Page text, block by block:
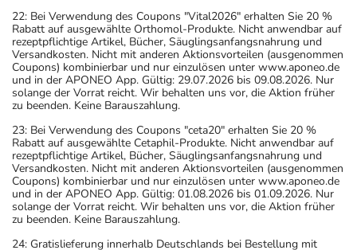
22: Bei Verwendung des Coupons "Vital2026" erhalten Sie 20 %
Rabatt auf ausgewählte Orthomol-Produkte. Nicht anwendbar auf
rezeptpflichtige Artikel, Bücher, Säuglingsanfangsnahrung und
Versandkosten. Nicht mit anderen Aktionsvorteilen (ausgenommen
Coupons) kombinierbar und nur einzulösen unter www.aponeo.de
und in der APONEO App. Gültig: 29.07.2026 bis 09.08.2026. Nur
solange der Vorrat reicht. Wir behalten uns vor, die Aktion früher
zu beenden. Keine Barauszahlung.
23: Bei Verwendung des Coupons "ceta20" erhalten Sie 20 %
Rabatt auf ausgewählte Cetaphil-Produkte. Nicht anwendbar auf
rezeptpflichtige Artikel, Bücher, Säuglingsanfangsnahrung und
Versandkosten. Nicht mit anderen Aktionsvorteilen (ausgenommen
Coupons) kombinierbar und nur einzulösen unter www.aponeo.de
und in der APONEO App. Gültig: 01.08.2026 bis 01.09.2026. Nur
solange der Vorrat reicht. Wir behalten uns vor, die Aktion früher
zu beenden. Keine Barauszahlung.
24: Gratislieferung innerhalb Deutschlands bei Bestellung mit